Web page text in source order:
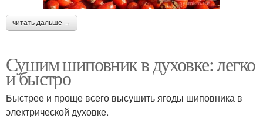
читать дальше →
Сушим шиповник в духовке: легко
и быстро
Быстрее и проще всего высушить ягоды шиповника в
электрической духовке.